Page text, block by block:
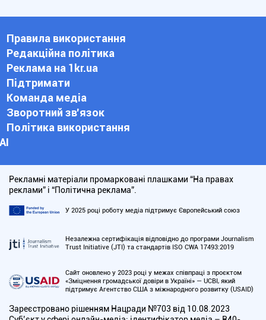
Правила використання
Редакційна політика
Реклама на 1kr.ua
Підтримати
Команда медіа
Зворотний зв'язок
Політика використання
АІ
Рекламні матеріали промарковані плашками “На правах
реклами” і “Політична реклама”.
У 2025 році роботу медіа підтримує Європейський союз
Незалежна сертифікація відповідно до програми Journalism
Trust Initiative (JTI) та стандартів ISO CWA 17493:2019
Сайт оновлено у 2023 році у межах співпраці з проєктом
«Зміцнення громадської довіри в Україні» — UCBI, який
підтримує Агентство США з міжнародного розвитку (USAID)
Зареєстровано рішенням Нацради №703 від 10.08.2023